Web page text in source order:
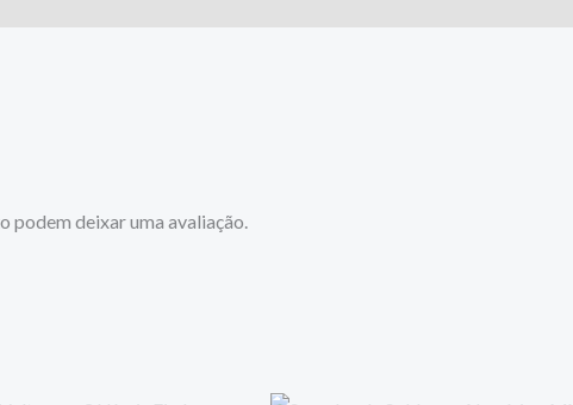
podem deixar uma avaliação.